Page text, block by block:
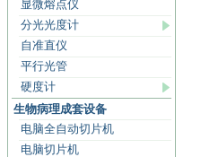
显微熔点仪
分光光度计
自准直仪
平行光管
硬度计
生物病理成套设备
电脑全自动切片机
电脑切片机